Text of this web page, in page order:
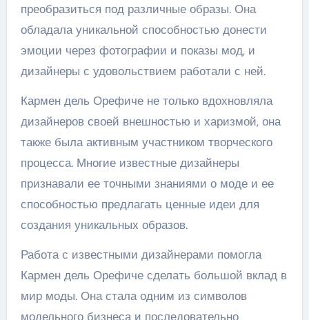
преобразиться под различные образы. Она
обладала уникальной способностью донести
эмоции через фотографии и показы мод, и
дизайнеры с удовольствием работали с ней.
Кармен дель Орефиче не только вдохновляла
дизайнеров своей внешностью и харизмой, она
также была активным участником творческого
процесса. Многие известные дизайнеры
признавали ее точными знаниями о моде и ее
способностью предлагать ценные идеи для
создания уникальных образов.
Работа с известными дизайнерами помогла
Кармен дель Орефиче сделать большой вклад в
мир моды. Она стала одним из символов
модельного бизнеса и последовательно